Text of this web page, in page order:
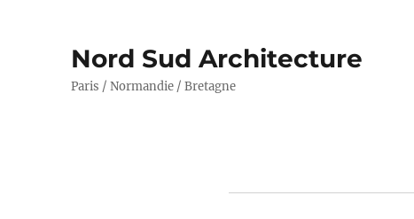
Nord Sud Architecture
Paris / Normandie / Bretagne